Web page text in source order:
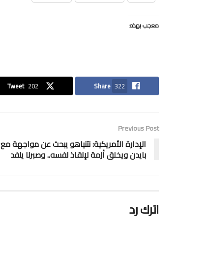
معجب بهذه:
Share 322
Tweet 202
Previous Post
الإدارة الأمريكية: نتنياهو يبحث عن مواجهة مع
بايدن ويخلق أزمة لإنقاذ نفسه.. وصبرنا ينفد
اترك رد